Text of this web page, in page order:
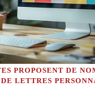
PROPOSENT DE
LETTRES